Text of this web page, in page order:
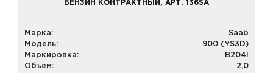
БЕНЗИН КОНТРАКТНЫЙ, АРТ. 136SA
Марка:
Saab
Модель:
900 (YS3D)
Маркировка:
B204I
Объем:
2,0